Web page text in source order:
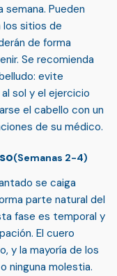
Pueden
los sitios de
de forma
Se recomienda
: evite
sol y el ejercicio
el cabello con un
de su médico.
(Semanas 2-4)
se caiga
parte natural del
fase es temporal y
. El cuero
y la mayoría de los
ninguna molestia.